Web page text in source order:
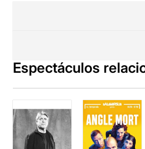
Espectáculos